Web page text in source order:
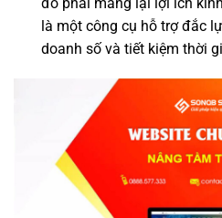
là một công cụ hỗ trợ đắc
doanh số và tiết kiệm thời